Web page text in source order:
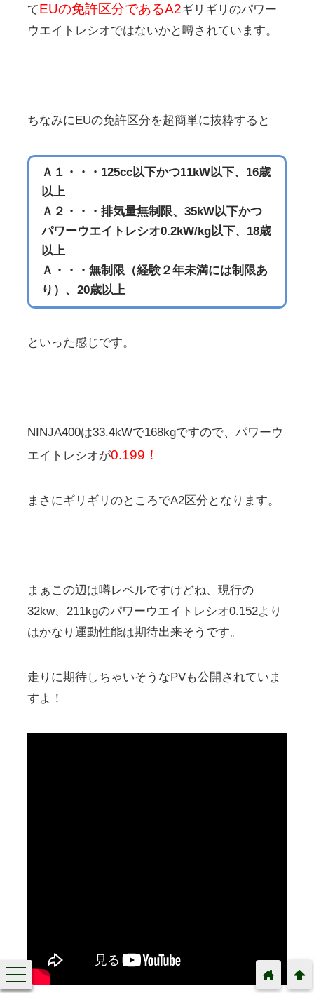
てEUの免許区分であるA2ギリギリのパワー
ウエイトレシオではないかと噂されています。
ちなみにEUの免許区分を超簡単に抜粋すると
Ａ１・・・125cc以下かつ11kW以下、16歳
以上
Ａ２・・・排気量無制限、35kW以下かつ
パワーウエイトレシオ0.2kW/kg以下、18歳
以上
Ａ・・・無制限（経験２年未満には制限あ
り）、20歳以上
といった感じです。
NINJA400は33.4kWで168kgですので、パワーウ
エイトレシオが0.199！
まさにギリギリのところでA2区分となります。
まぁこの辺は噂レベルですけどね、現行の
32kw、211kgのパワーウエイトレシオ0.152より
はかなり運動性能は期待出来そうです。
走りに期待しちゃいそうなPVも公開されていま
すよ！
toggle
navigation
arrowup
home